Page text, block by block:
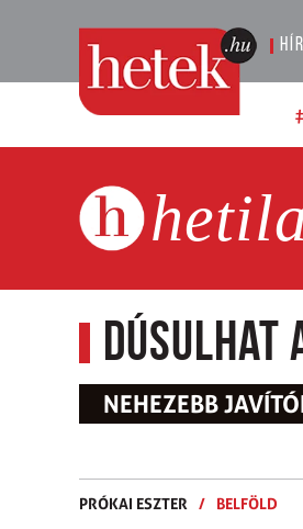
Dúsulhat
NEHEZEBB
PRÓKAI ESZTER / BELFÖLD